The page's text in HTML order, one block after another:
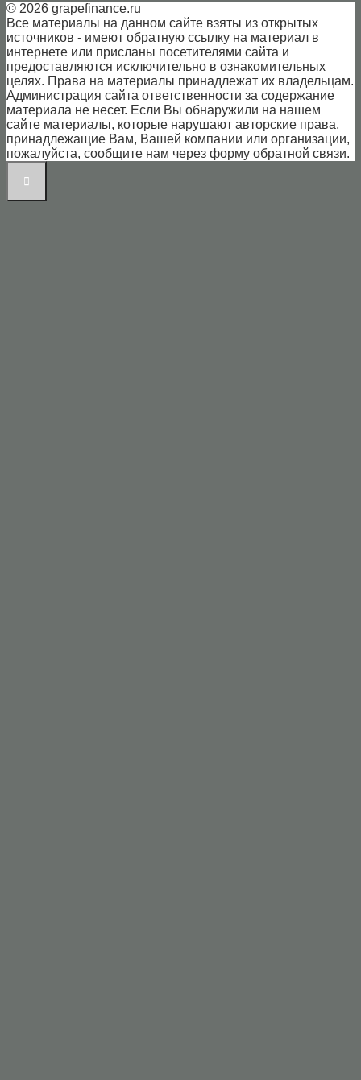
© 2026 grapefinance.ru
Все материалы на данном сайте взяты из открытых
источников - имеют обратную ссылку на материал в
интернете или присланы посетителями сайта и
предоставляются исключительно в ознакомительных
целях. Права на материалы принадлежат их владельцам.
Администрация сайта ответственности за содержание
материала не несет. Если Вы обнаружили на нашем
сайте материалы, которые нарушают авторские права,
принадлежащие Вам, Вашей компании или организации,
пожалуйста, сообщите нам через форму обратной связи.